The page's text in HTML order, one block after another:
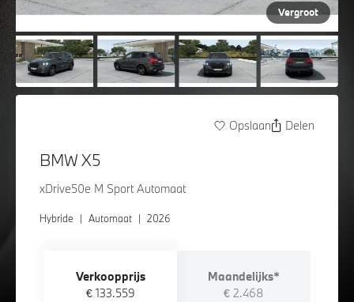
Vergroot
Opslaan Delen
BMW X5
xDrive50e M Sport Automaat
Hybride | Automaat | 2026
Verkoopprijs
€ 133.559
Maandelijks*
€ 2.468